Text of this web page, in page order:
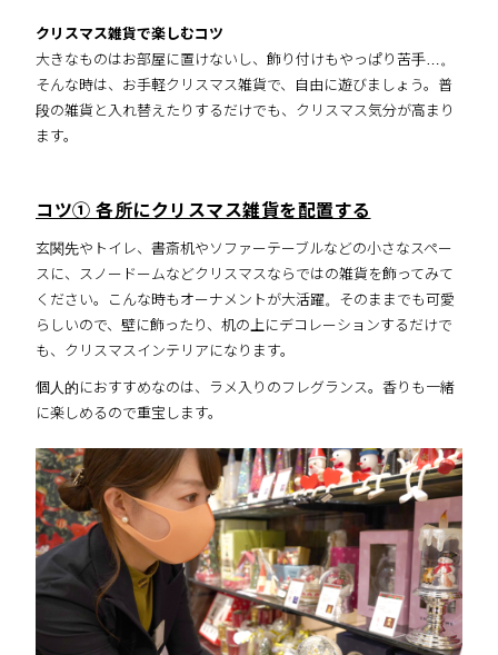
クリスマス雑貨で楽しむコツ
大きなものはお部屋に置けないし、飾り付けもやっぱり苦手…。
そんな時は、お手軽クリスマス雑貨で、自由に遊びましょう。普
段の雑貨と入れ替えたりするだけでも、クリスマス気分が高まり
ます。
コツ① 各所にクリスマス雑貨を配置する
玄関先やトイレ、書斎机やソファーテーブルなどの小さなスペー
スに、スノードームなどクリスマスならではの雑貨を飾ってみて
ください。こんな時もオーナメントが大活躍。そのままでも可愛
らしいので、壁に飾ったり、机の上にデコレーションするだけで
も、クリスマスインテリアになります。
個人的におすすめなのは、ラメ入りのフレグランス。香りも一緒
に楽しめるので重宝します。